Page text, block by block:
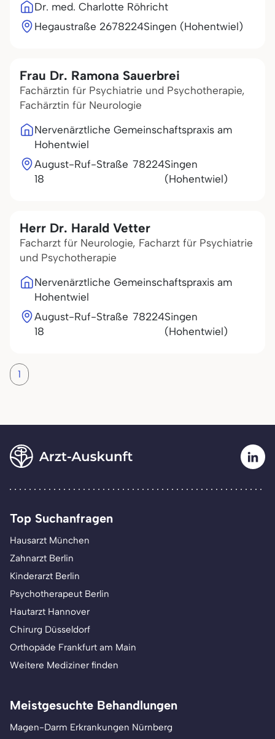
Dr. med. Charlotte Röhricht
Hegaustraße 2678224Singen (Hohentwiel)
Frau Dr. Ramona Sauerbrei
Fachärztin für Psychiatrie und Psychotherapie,
Fachärztin für Neurologie
Nervenärztliche Gemeinschaftspraxis am
Hohentwiel
August-Ruf-Straße
18
78224Singen
(Hohentwiel)
Herr Dr. Harald Vetter
Facharzt für Neurologie, Facharzt für Psychiatrie
und Psychotherapie
Nervenärztliche Gemeinschaftspraxis am
Hohentwiel
August-Ruf-Straße
18
78224Singen
(Hohentwiel)
1
Top Suchanfragen
Hausarzt München
Zahnarzt Berlin
Kinderarzt Berlin
Psychotherapeut Berlin
Hautarzt Hannover
Chirurg Düsseldorf
Orthopäde Frankfurt am Main
Weitere Mediziner finden
Meistgesuchte Behandlungen
Magen-Darm Erkrankungen Nürnberg